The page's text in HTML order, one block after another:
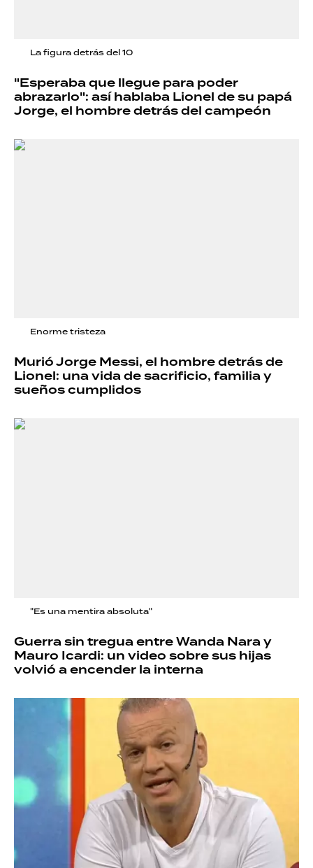
La figura detrás del 10
"Esperaba que llegue para poder
abrazarlo": así hablaba Lionel de su papá
Jorge, el hombre detrás del campeón
Enorme tristeza
Murió Jorge Messi, el hombre detrás de
Lionel: una vida de sacrificio, familia y
sueños cumplidos
"Es una mentira absoluta"
Guerra sin tregua entre Wanda Nara y
Mauro Icardi: un video sobre sus hijas
volvió a encender la interna